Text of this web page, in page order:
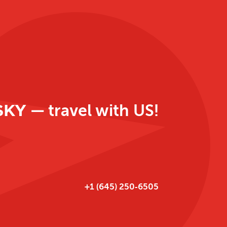
— travel with US!
‪+1 (645) 250‑6505‬